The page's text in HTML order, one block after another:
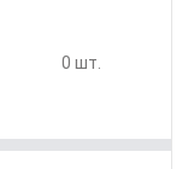
0 шт.